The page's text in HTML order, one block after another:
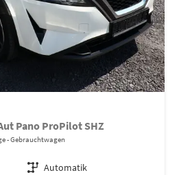
Pano ProPilot SHZ
Gebrauchtwagen
Getriebe Automatik